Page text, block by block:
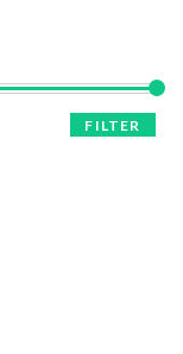
FILTER